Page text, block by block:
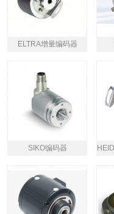
ELTRA增量编码器
SIKO编码器